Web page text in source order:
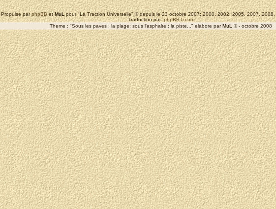
--
Propulse parphpBBetMuLpour "La Traction Universelle" © depuis le 23 octobre 2007; 2000, 2002, 2005, 2007,
Traduction par:phpBB-fr.com
Theme : "Sous les paves : la plage; sous l'asphalte : la piste..." elabore parMuL © - octobre 2008